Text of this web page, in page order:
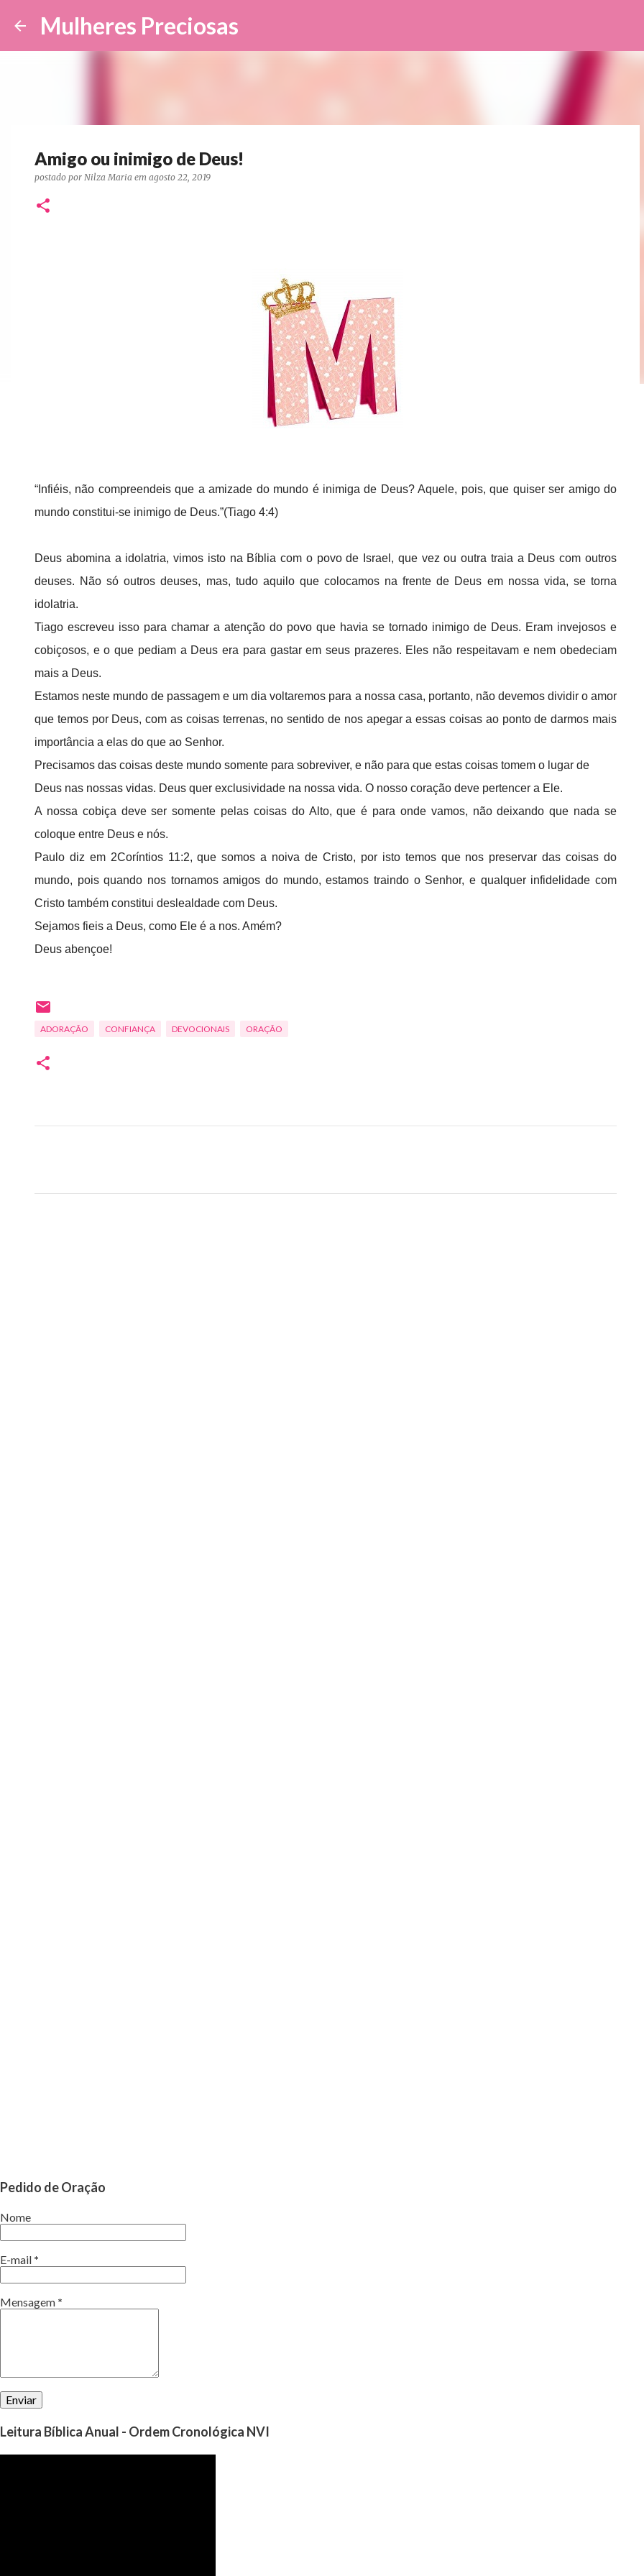
Mulheres Preciosas
Amigo ou inimigo de Deus!
postado por Nilza Maria em agosto 22, 2019
“Infiéis, não compreendeis que a amizade do mundo é inimiga de Deus? Aquele, pois, que quiser ser amigo do
mundo constitui-se inimigo de Deus.”(Tiago 4:4)
Deus abomina a idolatria, vimos isto na Bíblia com o povo de Israel, que vez ou outra traia a Deus com outros
deuses. Não só outros deuses, mas, tudo aquilo que colocamos na frente de Deus em nossa vida, se torna
idolatria.
Tiago escreveu isso para chamar a atenção do povo que havia se tornado inimigo de Deus. Eram invejosos e
cobiçosos, e o que pediam a Deus era para gastar em seus prazeres. Eles não respeitavam e nem obedeciam
mais a Deus.
Estamos neste mundo de passagem e um dia voltaremos para a nossa casa, portanto, não devemos dividir o amor
que temos por Deus, com as coisas terrenas, no sentido de nos apegar a essas coisas ao ponto de darmos mais
importância a elas do que ao Senhor.
Precisamos das coisas deste mundo somente para sobreviver, e não para que estas coisas tomem o lugar de
Deus nas nossas vidas. Deus quer exclusividade na nossa vida. O nosso coração deve pertencer a Ele.
A nossa cobiça deve ser somente pelas coisas do Alto, que é para onde vamos, não deixando que nada se
coloque entre Deus e nós.
Paulo diz em 2Coríntios 11:2, que somos a noiva de Cristo, por isto temos que nos preservar das coisas do
mundo, pois quando nos tornamos amigos do mundo, estamos traindo o Senhor, e qualquer infidelidade com
Cristo também constitui deslealdade com Deus.
Sejamos fieis a Deus, como Ele é a nos. Amém?
Deus abençoe!
ADORAÇÃO CONFIANÇA DEVOCIONAIS ORAÇÃO
Pedido de Oração
Nome
E-mail *
Mensagem *
Leitura Bíblica Anual - Ordem Cronológica NVI